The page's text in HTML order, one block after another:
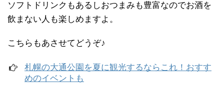
ソフトドリンクもあるしおつまみも豊富なのでお酒を
飲まない人も楽しめますよ。
こちらもあさせてどうぞ♪
札幌の大通公園を夏に観光するならこれ！おすす
めのイベントも